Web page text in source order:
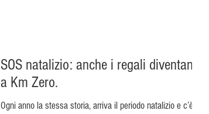
SOS natalizio: anche i regali diventano
a Km Zero.
Ogni anno la stessa storia, arriva il periodo natalizio e c’è la